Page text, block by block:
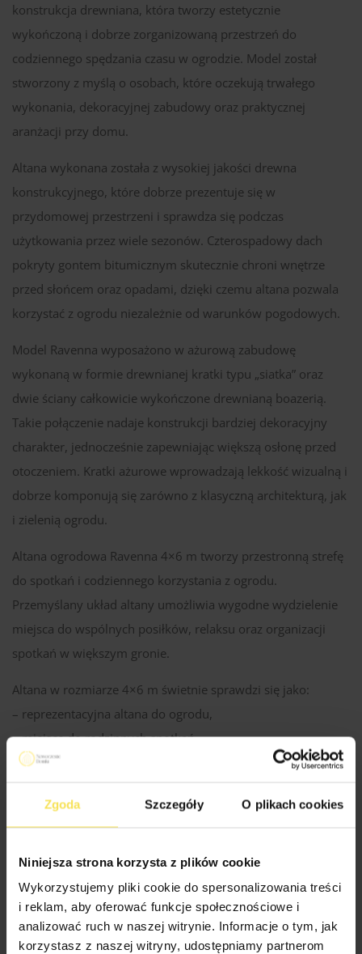
Zgoda Szczegóły O plikach cookies
Niniejsza strona korzysta z plików cookie
Wykorzystujemy pliki cookie do spersonalizowania treści
i reklam, aby oferować funkcje społecznościowe i
analizować ruch w naszej witrynie. Informacje o tym, jak
korzystasz z naszej witryny, udostępniamy partnerom
konstrukcja drewniana, która tworzy estetycznie
wykończoną i dobrze zorganizowaną przestrzeń do
codziennego spędzania czasu w ogrodzie. Model został
stworzony z myślą o osobach, które oczekują trwałego
wykonania, dekoracyjnej zabudowy oraz praktycznej
aranżacji przy domu.
Altana wykonana została z wysokiej jakości drewna
konstrukcyjnego, które dobrze prezentuje się w
przydomowej przestrzeni i sprawdza się podczas
użytkowania przez wiele sezonów. Czterospadowy dach
pokryty gontem bitumicznym skutecznie chroni wnętrze
przed słońcem oraz opadami, dzięki czemu altana pozwala
korzystać z ogrodu niezależnie od warunków pogodowych.
Model Ravenna wyposażono w ażurową zabudowę
wykonaną w formie drewnianej kratki typu „siatka” oraz
dwie ściany całkowicie wykończone drewnianą boazerią.
Takie połączenie nadaje konstrukcji bardziej dekoracyjny
charakter, jednocześnie zapewniając większą osłonę przed
otoczeniem. Kratki ażurowe wprowadzają lekkość wizualną i
dobrze komponują się zarówno z klasyczną architekturą, jak
i zielenią ogrodu.
Altana ogrodowa Ravenna 4×6 m tworzy przestronną strefę
do spotkań i codziennego korzystania z ogrodu.
Przemyślany układ altany umożliwia wygodne wydzielenie
miejsca do wspólnych posiłków, relaksu oraz organizacji
spotkań w większym gronie.
Altana w rozmiarze 4×6 m świetnie sprawdzi się jako:
– reprezentacyjna altana do ogrodu,
– miejsce do rodzinnych spotkań,
– duża część wypoczynkowa przy domu,
Ravenna podkreśla dekoracyjny charakter ogrodu i tworzy
gronie.
Specyfikacja Techniczna Altan